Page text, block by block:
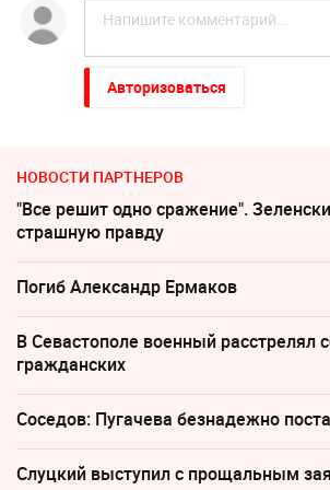
Авторизоваться
НОВОСТИ ПАРТНЕРОВ
"Все решит одно сражение".
страшную правду
Погиб Александр Ермаков
В Севастополе военный расстрелял
гражданских
Соседов: Пугачева безнадежно
Слуцкий выступил с прощальным